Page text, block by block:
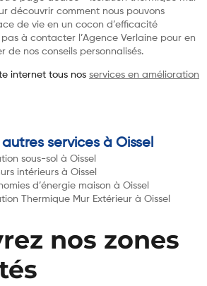
découvrir comment nous pouvons
de vie en un cocon d’efficacité
pas à contacter l’Agence Verlaine pour en
de nos conseils personnalisés.
internet tous nos services en amélioration
services à Oissel
sous-sol à Oissel
intérieurs à Oissel
d’énergie maison à Oissel
Thermique Mur Extérieur à Oissel
nos zones